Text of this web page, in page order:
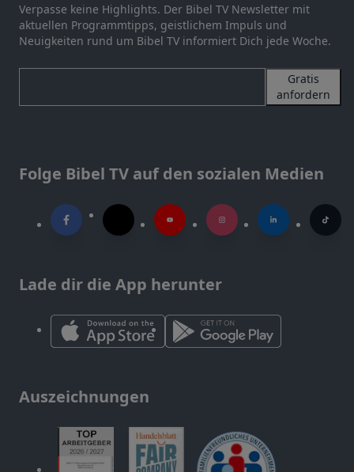
Verpasse keine Highlights. Der Bibel TV Newsletter mit
aktuellen Programmtipps, geistlichem Impuls und
Neuigkeiten rund um Bibel TV informiert Dich jede Woche.
Gratis
anfordern
Folge Bibel TV auf den sozialen Medien
Lade dir die App herunter
Auszeichnungen